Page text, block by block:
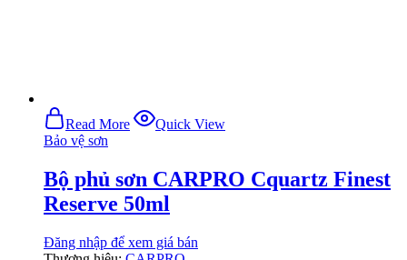
Read More
Quick View
Bảo vệ sơn
Bộ phủ sơn CARPRO Cquartz Finest
Reserve 50ml
Đăng nhập để xem giá bán